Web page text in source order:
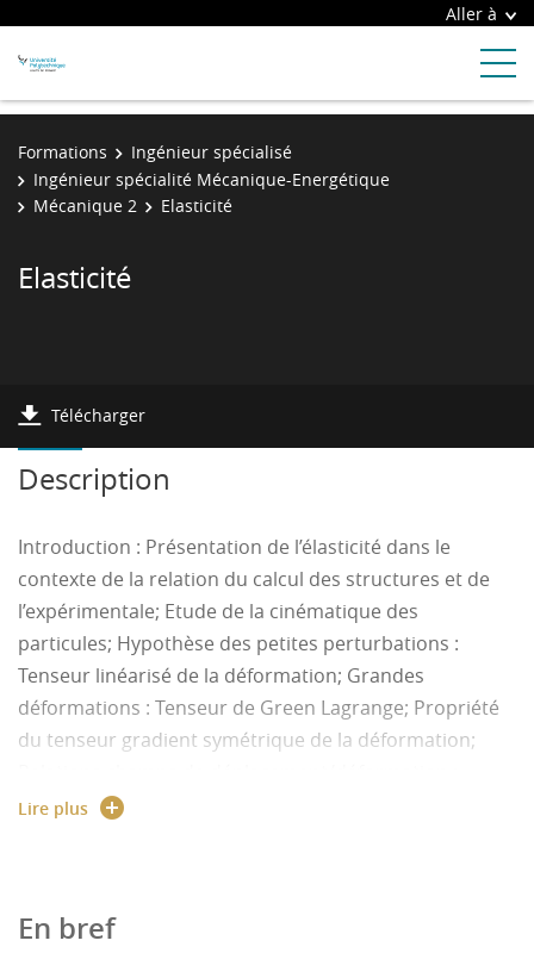
Aller à
Formations
Ingénieur spécialisé
Ingénieur spécialité Mécanique-Energétique
Mécanique 2
Elasticité
Elasticité
Télécharger
Description
Introduction : Présentation de l’élasticité dans le
contexte de la relation du calcul des structures et de
l’expérimentale; Etude de la cinématique des
particules; Hypothèse des petites perturbations :
Tenseur linéarisé de la déformation; Grandes
déformations : Tenseur de Green Lagrange; Propriété
du tenseur gradient symétrique de la déformation;
équations de compatibilité; Détermination du tenseur
d’Airy; Cercles de Mohr
Lire plus
En bref